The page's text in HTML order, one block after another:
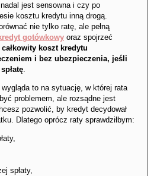
jest sensowna i czy po
kosztu kredytu inną drogą.
nie tylko ratę, ale pełną
gotówkowy oraz spojrzeć
koszt kredytu
i bez ubezpieczenia, jeśli
.
to na sytuację, w której rata
problemem, ale rozsądne jest
pozwolić, by kredyt decydował
Dlatego oprócz raty sprawdziłbym:
spłaty,